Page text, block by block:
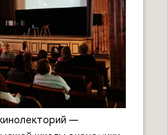
—